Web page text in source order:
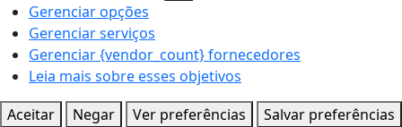
Gerenciar opções
Gerenciar serviços
Gerenciar {vendor_count} fornecedores
Leia mais sobre esses objetivos
Aceitar
Negar Ver preferências
Salvar preferências